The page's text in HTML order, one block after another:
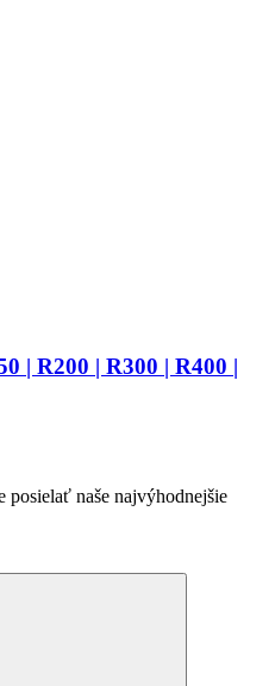
| R200 | R300 | R400 |
posielať naše najvýhodnejšie